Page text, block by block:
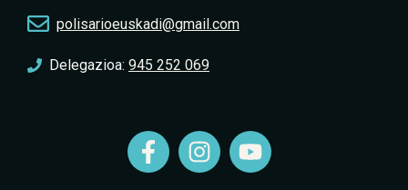
polisarioeuskadi@gmail.com
Delegazioa: 945 252 069